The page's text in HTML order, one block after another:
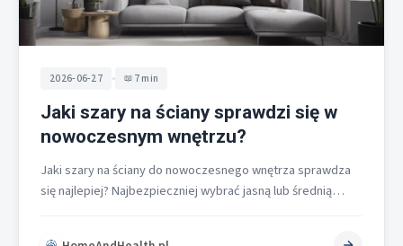
2026-06-27 • 7 min
Jaki szary na ściany sprawdzi się w
nowoczesnym wnętrzu?
Jaki szary na ściany do nowoczesnego wnętrza sprawdza
się najlepiej? Najbezpieczniej wybrać jasną lub średnią